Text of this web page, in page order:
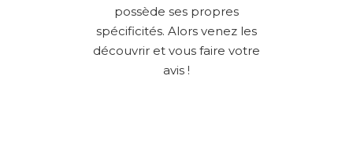
possède ses propres
spécificités. Alors venez les
découvrir et vous faire votre
avis !